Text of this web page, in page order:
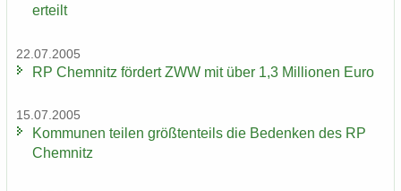
er­teilt
22.07.2005
RP Chem­nitz för­dert ZWW mit über 1,3 Mil­lio­nen Euro
15.07.2005
Kom­mu­nen tei­len größ­ten­teils die Be­den­ken des RP
Chem­nitz